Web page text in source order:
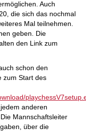
Auch
die sich das nochmal
Mal teilnehmen.
geben. Die
den Link zum
schon den
zum Start des
anderen
Mannschaftsleiter
über die